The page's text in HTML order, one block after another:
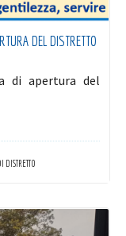
DEL DISTRETTO
di apertura del
DISTRETTO